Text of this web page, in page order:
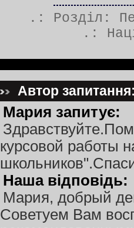
.: Розділ:
.:
Автор
Мария запитує:
курсовой работы
Наша відповідь:
Мария, добрый
Советуем Вам